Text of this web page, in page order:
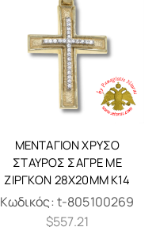
ΜΕΝΤΑΓΙΌΝ ΧΡΥΣΌ
ΣΤΑΥΡΌΣ ΣΑΓΡΈ ΜΕ
ΖΙΡΓΚΌΝ 28X20MM K14
Κωδικός: t-805100269
$557.21